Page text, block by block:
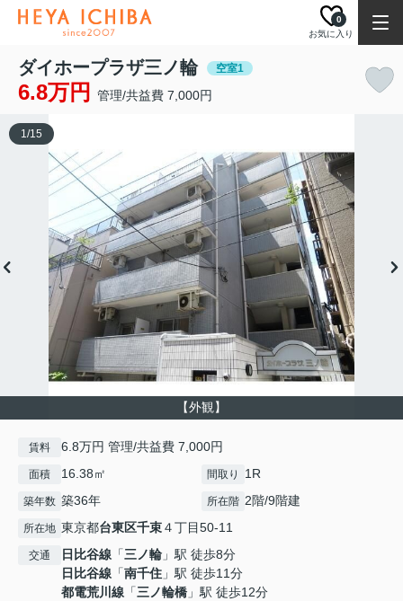
お気に入り
0
ダイホープラザ三ノ輪 空室1
6.8万円 管理/共益費 7,000円
【外観】
1/15
賃料 6.8万円 管理/共益費 7,000円
面積 16.38㎡ 間取り 1R
築年数 築36年 所在階 2階/9階建
所在地 東京都台東区千束４丁目50-11
交通 日比谷線 「三ノ輪 」駅 徒歩8分
日比谷線 「南千住 」駅 徒歩11分
都電荒川線 「三ノ輪橋 」駅 徒歩12分